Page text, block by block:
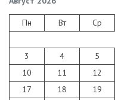
Пн Вт Ср
3
4 5
10
11 12
17
18 19